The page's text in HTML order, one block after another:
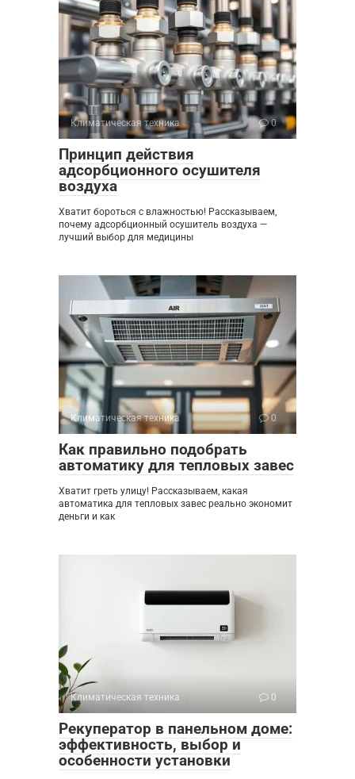
Климатическая техника 0
Принцип действия
адсорбционного осушителя
воздуха
Хватит бороться с влажностью! Рассказываем,
почему адсорбционный осушитель воздуха —
лучший выбор для медицины
Климатическая техника 0
Как правильно подобрать
автоматику для тепловых завес
Хватит греть улицу! Рассказываем, какая
автоматика для тепловых завес реально экономит
деньги и как
Климатическая техника 0
Рекуператор в панельном доме:
эффективность, выбор и
особенности установки